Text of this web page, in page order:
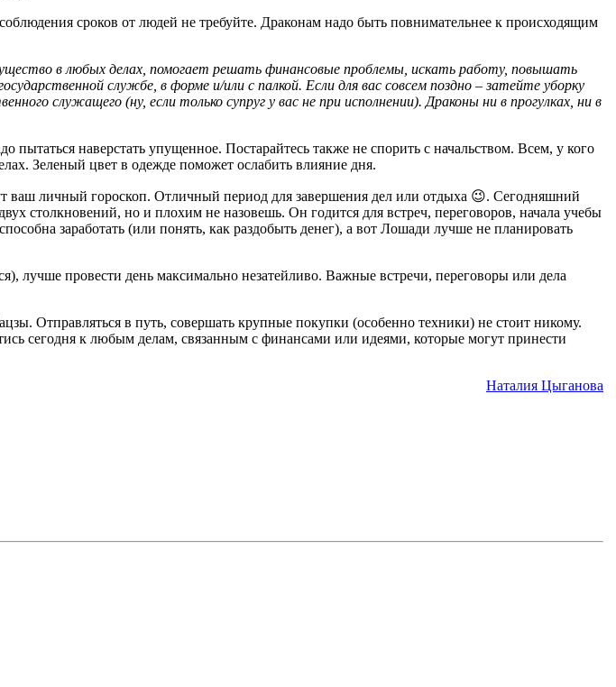
сроков от людей не требуйте. Драконам надо быть повнимательнее к происходящим
в любых делах, помогает решать финансовые проблемы, искать работу, повышать
службе, в форме и/или с палкой. Если для вас совсем поздно – затейте уборку
служащего (ну, если только супруг у вас не при исполнении). Драконы ни в прогулках, ни в
пытаться наверстать упущенное. Постарайтесь также не спорить с начальством. Всем, у кого
Зеленый цвет в одежде поможет ослабить влияние дня.
ваш личный гороскоп. Отличный период для завершения дел или отдыха 😉. Сегодняшний
столкновений, но и плохим не назовешь. Он годится для встреч, переговоров, начала учебы
заработать (или понять, как раздобыть денег), а вот Лошади лучше не планировать
лучше провести день максимально незатейливо. Важные встречи, переговоры или дела
Отправляться в путь, совершать крупные покупки (особенно техники) не стоит никому.
сегодня к любым делам, связанным с финансами или идеями, которые могут принести
Наталия Цыганова